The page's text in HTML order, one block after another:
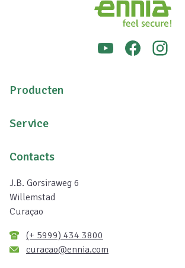
Producten
Service
Contacts
J.B. Gorsiraweg 6
Willemstad
Curaçao
(+ 5999) 434 3800
curacao@ennia.com